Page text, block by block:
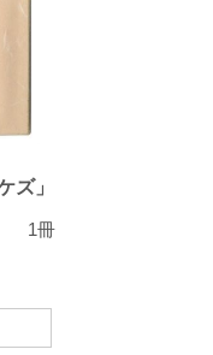
ズ」
1冊